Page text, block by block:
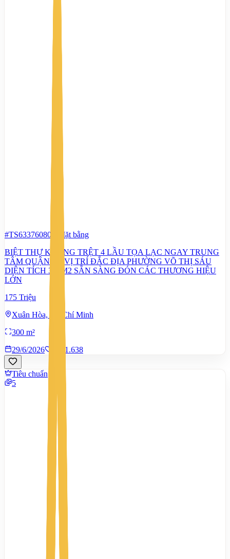
#TS63376080
Mặt bằng
BIỆT THỰ KHỦNG TRỆT 4 LẦU TỌA LẠC NGAY TRUNG
TÂM QUẬN 3 – VỊ TRÍ ĐẮC ĐỊA PHƯỜNG VÕ THỊ SÁU
DIỆN TÍCH 300M2 SẴN SÀNG ĐÓN CÁC THƯƠNG HIỆU
LỚN
175 Triệu
Xuân Hòa, Hồ Chí Minh
300 m²
29/6/2026
1.638
Tiêu chuẩn
5